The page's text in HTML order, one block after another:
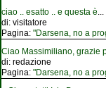
ciao .. esatto .. e questa è...
di: visitatore
Pagina: "Darsena, no a
Ciao Massimiliano, grazie
di: redazione
Pagina: "Darsena, no a